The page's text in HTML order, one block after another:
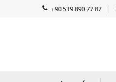
+90 539 890 77 87